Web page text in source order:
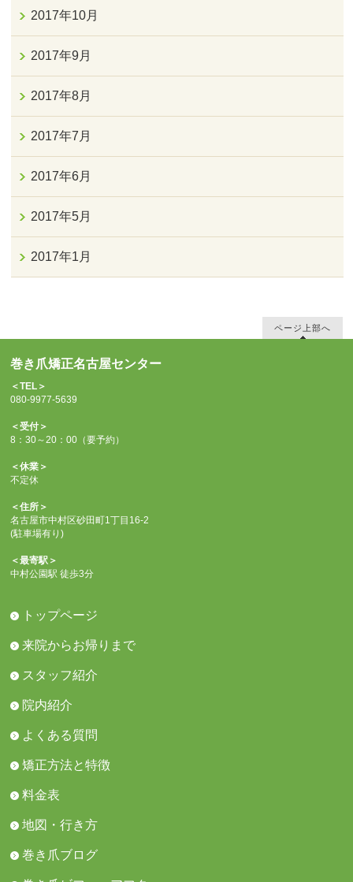
2017年10月
2017年9月
2017年8月
2017年7月
2017年6月
2017年5月
2017年1月
ページ上部へ
巻き爪矯正名古屋センター
＜TEL＞
080-9977-5639
＜受付＞
8：30～20：00（要予約）
＜休業＞
不定休
＜住所＞
名古屋市中村区砂田町1丁目16-2
(駐車場有り)
＜最寄駅＞
中村公園駅 徒歩3分
トップページ
来院からお帰りまで
スタッフ紹介
院内紹介
よくある質問
矯正方法と特徴
料金表
地図・行き方
巻き爪ブログ